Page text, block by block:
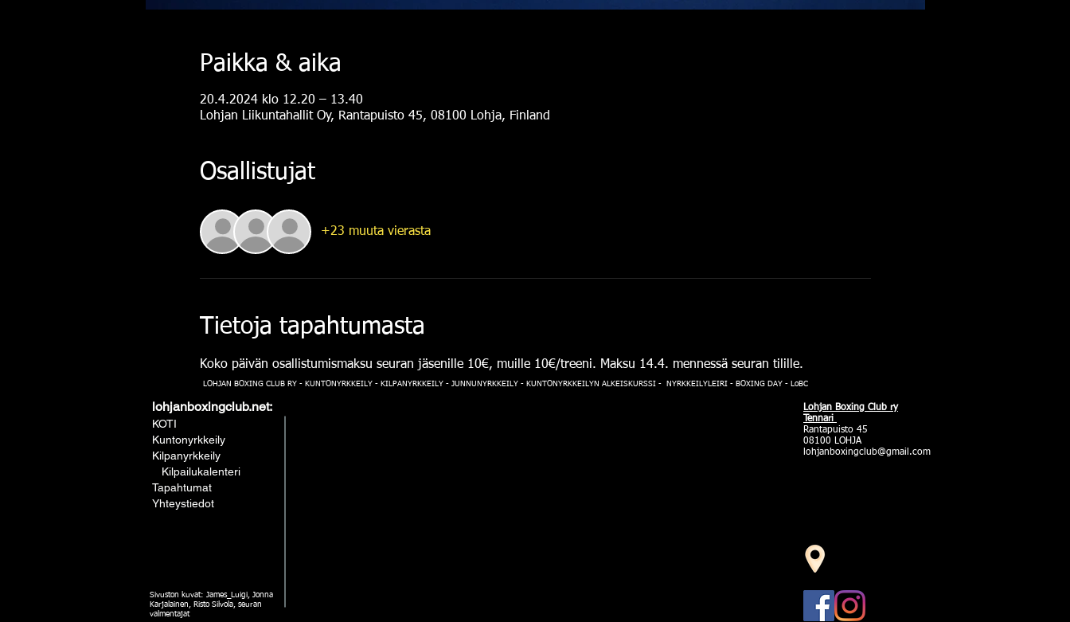
Paikka & aika
20.4.2024 klo 12.20 – 13.40
Lohjan Liikuntahallit Oy, Rantapuisto 45, 08100 Lohja, Finland
Osallistujat
+23 muuta vierasta
Tietoja tapahtumasta
Koko päivän osallistumismaksu seuran jäsenille 10€, muille 10€/treeni. Maksu 14.4. mennessä seuran tilille.
LOHJAN BOXING CLUB RY - KUNTONYRKKEILY - KILPANYRKKEILY - JUNNUNYRKKEILY - KUNTONYRKKEILYN ALKEISKURSSI - NYRKKEILYLEIRI - BOXING DAY - LoBC
lohjanboxingclub.net:
KOTI
Kuntonyrkkeily
Kilpanyrkkeily
Kilpailukalenteri
Tapahtumat
Yhteystiedot
Sivuston kuvat: James_Luigi, Jonna
Karjalainen, Risto Silvola, seuran
valmentajat
Lohjan Boxing Club ry
Tennari
Rantapuisto 45
08100 LOHJA
lohjanboxingclub@gmail.com